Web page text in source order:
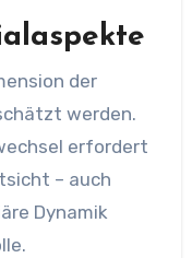
der
werden.
erfordert
– auch
Dynamik